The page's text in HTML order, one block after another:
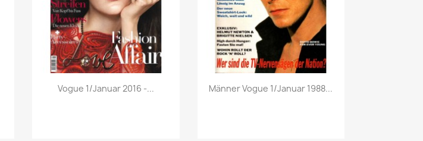
Vorschau
Vogue 1/Januar 2016 -... Vorschau
Männer Vogue 1/Januar 1988...